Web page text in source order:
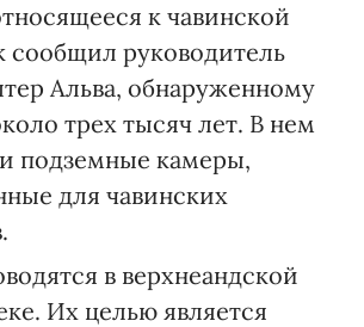
к чавинской
сообщил руководитель
Альва, обнаруженному
трех тысяч лет. В нем
подземные камеры,
для чавинских
в верхнеандской
Их целью является